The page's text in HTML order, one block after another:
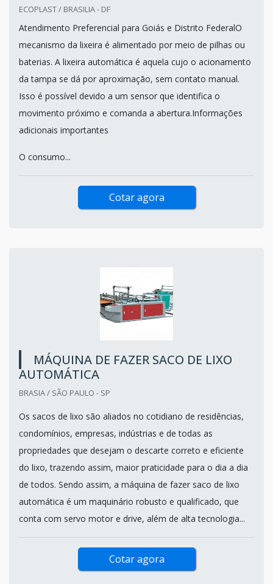
ECOPLAST / BRASILIA - DF
Atendimento Preferencial para Goiás e Distrito FederalO
mecanismo da lixeira é alimentado por meio de pilhas ou
baterias. A lixeira automática é aquela cujo o acionamento
da tampa se dá por aproximação, sem contato manual.
Isso é possível devido a um sensor que identifica o
movimento próximo e comanda a abertura.Informações
adicionais importantes
O consumo...
Cotar agora
MÁQUINA DE FAZER SACO DE LIXO
AUTOMÁTICA
BRASIA / SÃO PAULO - SP
Os sacos de lixo são aliados no cotidiano de residências,
condomínios, empresas, indústrias e de todas as
propriedades que desejam o descarte correto e eficiente
do lixo, trazendo assim, maior praticidade para o dia a dia
de todos. Sendo assim, a máquina de fazer saco de lixo
automática é um maquinário robusto e qualificado, que
conta com servo motor e drive, além de alta tecnologia...
Cotar agora